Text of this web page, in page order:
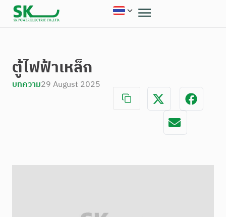
ตู้ไฟฟ้าเหล็ก
บทความ29 August 2025